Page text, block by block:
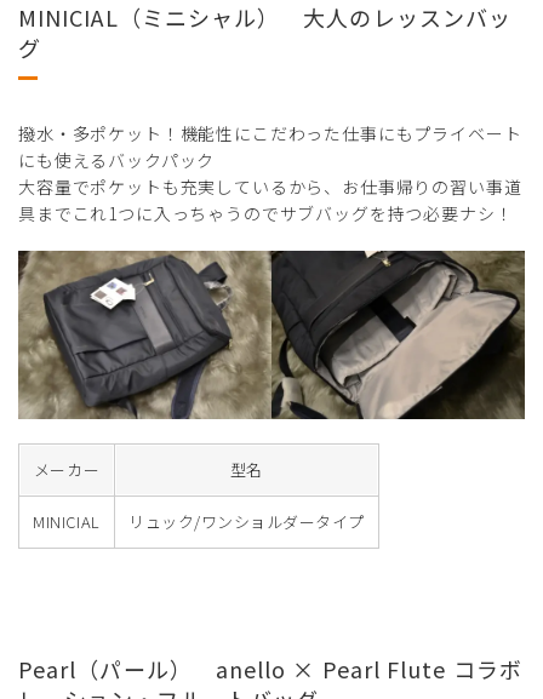
MINICIAL（ミニシャル） 大人のレッスンバッ
グ
撥水・多ポケット！機能性にこだわった仕事にもプライベート
にも使えるバックパック
大容量でポケットも充実しているから、お仕事帰りの習い事道
具までこれ1つに入っちゃうのでサブバッグを持つ必要ナシ！
メーカー 型名
MINICIAL リュック/ワンショルダータイプ
Pearl（パール） anello × Pearl Flute コラボ